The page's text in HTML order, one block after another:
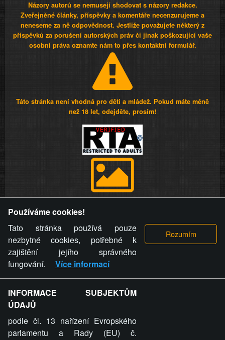
Názory autorů se nemusejí shodovat s názory redakce.
Zveřejněné články, příspěvky a komentáře necenzurujeme a
neneseme za ně odpovědnost. Jestliže považujete některý z
příspěvků za porušení autorských práv či jinak poškozující vaše
osobní práva oznamte nám to přes kontaktní formulář.
Táto stránka není vhodná pro děti a mládež. Pokud máte méně
než 18 let, odejděte, prosím!
videa a komentáře. Osoba, které se toto opatření provozovatele
stránky týče, ani osoba, která umístila fotografii nebo video na
stránku, nemůže z důvodu odstranění fotografie, videa nebo
komentáře pro výše uvedenou okolnost uplatnit vůči
provozovateli stránky žádný nárok na náhradu škody nebo
nemajetkové újmy.
ZVRÁCENÝ.CZ - Svět není zvrácenej. To jen
ty lidi...
Používáme cookies!
Tato stránka používá pouze
nezbytné cookies, potřebné k
zajištění jejího správného
fungování.
Více informací
INFORMACE SUBJEKTŮM
ÚDAJŮ
podle čl. 13 nařízení Evropského
parlamentu a Rady (EU) č.